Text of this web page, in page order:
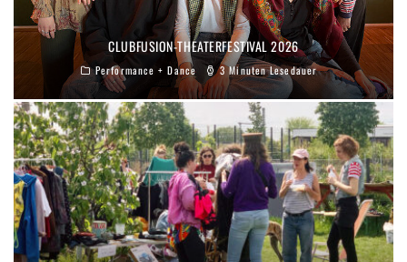
CLUBFUSION-THEATERFESTIVAL 2026
Performance + Dance 3 Minuten Lesedauer